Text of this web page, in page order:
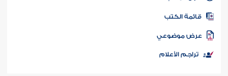
المكتبة
الكتب
موضوعي